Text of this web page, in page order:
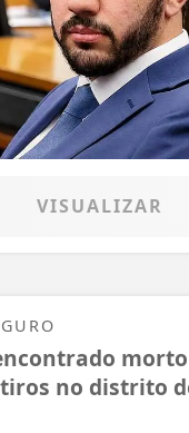
VISUALIZAR
no distrito